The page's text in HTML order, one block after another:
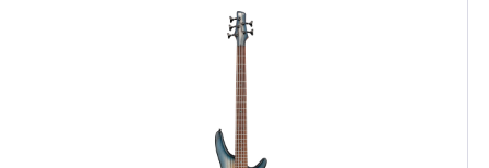
Panga Panga (Walnuss Binding) Mensur:
901.7mm/35.5" // 864.0mm/34.0" Sattelbreite:
54mm Tonabnehmer: 2x Bartolini® BH2